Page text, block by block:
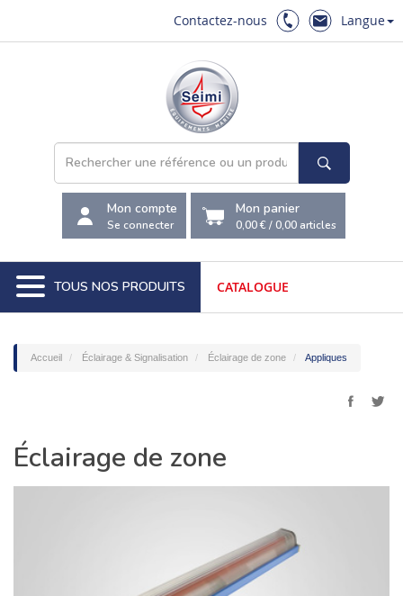
Contactez-nous Langue
Mon compte
Se connecter
Mon panier
0,00 €/0,00 articles
TOUS NOS PRODUITS CATALOGUE
Accueil Éclairage & Signalisation Éclairage de zone Appliques
Éclairage de zone